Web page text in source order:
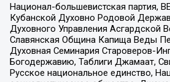
Национал-большевистская партия,
Кубанской Духовно Родовой
Духовного Управления Асгардской
Славянская Община Капища Веды
Духовная Семинария Староверов-
Богодержавию, Таблиги Джамаат,
Русское национальное единство,